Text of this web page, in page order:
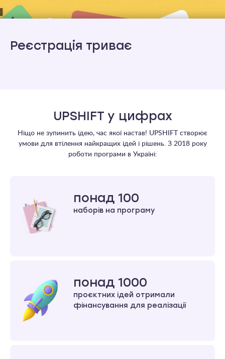
Реєстрація триває
UPSHIFT у цифрах
Ніщо не зупинить ідею, час якої настав! UPSHIFT створює
умови для втілення найкращих ідей і рішень. З 2018 року
роботи програми в Україні:
понад 100
наборів на програму
понад 1000
проєктних ідей отримали
фінансування для реалізації